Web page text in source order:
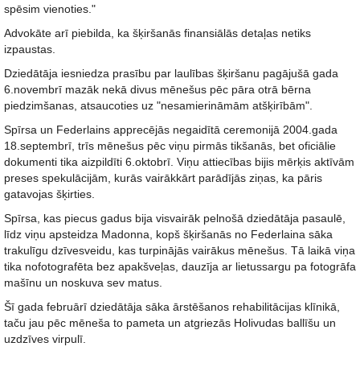
spēsim vienoties."
Advokāte arī piebilda, ka šķiršanās finansiālās detaļas netiks
izpaustas.
Dziedātāja iesniedza prasību par laulības šķiršanu pagājušā gada
6.novembrī mazāk nekā divus mēnešus pēc pāra otrā bērna
piedzimšanas, atsaucoties uz "nesamierināmām atšķirībām".
Spīrsa un Federlains apprecējās negaidītā ceremonijā 2004.gada
18.septembrī, trīs mēnešus pēc viņu pirmās tikšanās, bet oficiālie
dokumenti tika aizpildīti 6.oktobrī. Viņu attiecības bijis mērķis aktīvām
preses spekulācijām, kurās vairākkārt parādījās ziņas, ka pāris
gatavojas šķirties.
Spīrsa, kas piecus gadus bija visvairāk pelnošā dziedātāja pasaulē,
līdz viņu apsteidza Madonna, kopš šķiršanās no Federlaina sāka
trakulīgu dzīvesveidu, kas turpinājās vairākus mēnešus. Tā laikā viņa
tika nofotografēta bez apakšveļas, dauzīja ar lietussargu pa fotogrāfa
mašīnu un noskuva sev matus.
Šī gada februārī dziedātāja sāka ārstēšanos rehabilitācijas klīnikā,
taču jau pēc mēneša to pameta un atgriezās Holivudas ballīšu un
uzdzīves virpulī.